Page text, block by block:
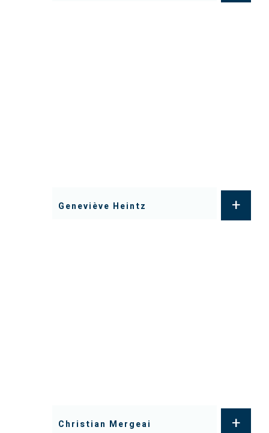
Geneviève Heintz +
Christian Mergeai +